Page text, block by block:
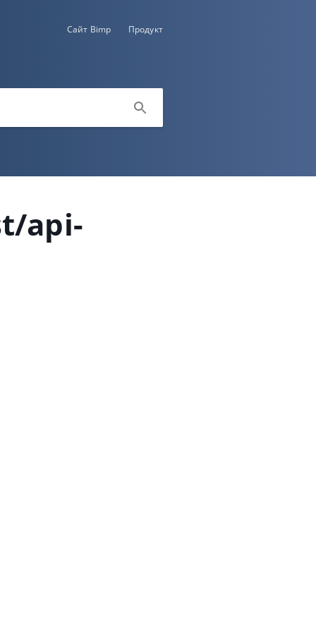
Сайт Bimp Продукт
api-